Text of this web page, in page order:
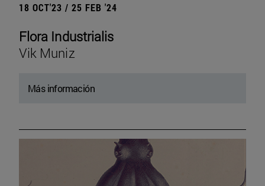
18 OCT'23 / 25 FEB '24
Flora Industrialis
Vik Muniz
Más información